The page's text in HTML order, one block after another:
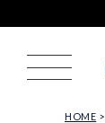
HOME